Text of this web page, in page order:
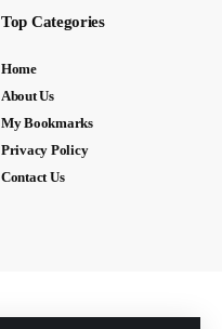
Top Categories
Home
About Us
My Bookmarks
Privacy Policy
Contact Us